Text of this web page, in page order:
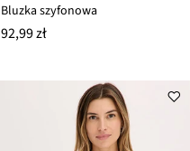
Bluzka szyfonowa
92,99 zł